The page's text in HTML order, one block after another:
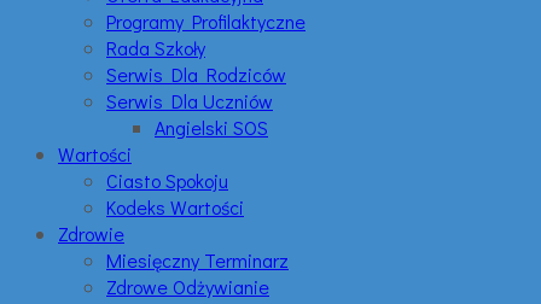
Programy Profilaktyczne
Rada Szkoły
Serwis Dla Rodziców
Serwis Dla Uczniów
Angielski SOS
Wartości
Ciasto Spokoju
Kodeks Wartości
Zdrowie
Miesięczny Terminarz
Zdrowe Odżywianie